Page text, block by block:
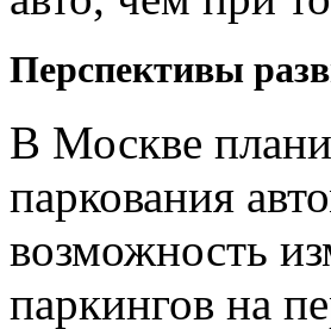
Перспективы
В Москве
паркования
возможность
паркингов на